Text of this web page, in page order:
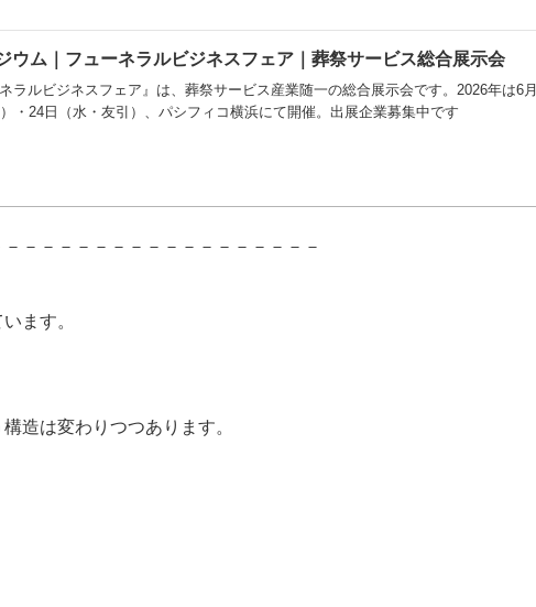
ウム｜フューネラルビジネスフェア｜葬祭サービス総合展示会
ネラルビジネスフェア』は、葬祭サービス産業随一の総合展示会です。2026年は6月
・24日（水・友引）、パシフィコ横浜にて開催。出展企業募集中です
－－－－－－－－－－－－－－－－－
ます。
造は変わりつつあります。